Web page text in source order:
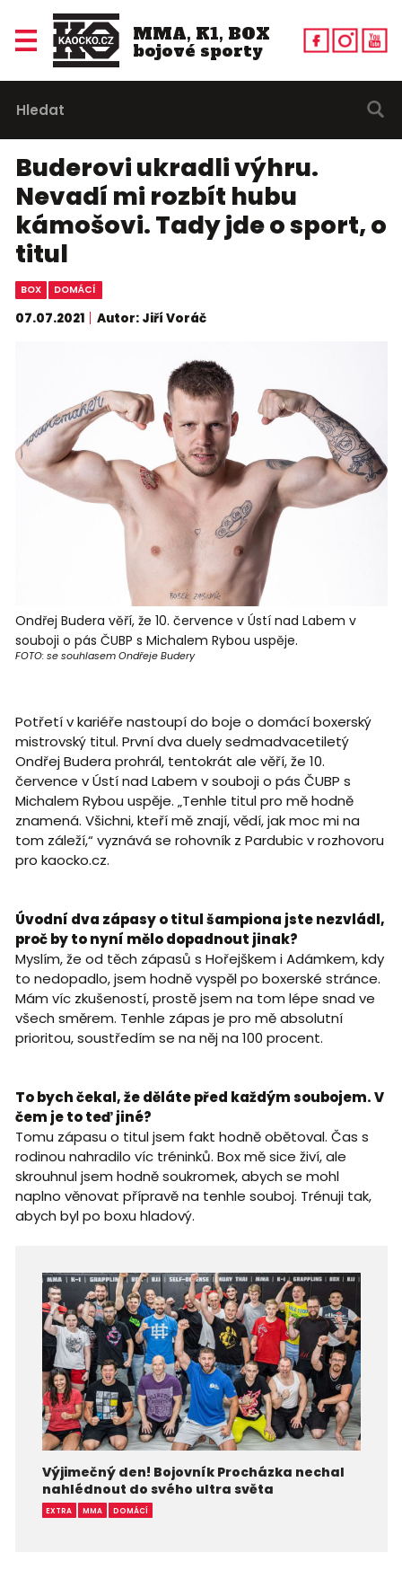
MMA, K1, BOX
bojové sporty
Buderovi ukradli výhru.
Nevadí mi rozbít hubu
kámošovi. Tady jde o sport, o
titul
BOX DOMÁCÍ
07.07.2021 Autor: Jiří Voráč
Ondřej Budera věří, že 10. července v Ústí nad Labem v
souboji o pás ČUBP s Michalem Rybou uspěje.
FOTO: se souhlasem Ondřeje Budery
Potřetí v kariéře nastoupí do boje o domácí boxerský
mistrovský titul. První dva duely sedmadvacetiletý
Ondřej Budera prohrál, tentokrát ale věří, že 10.
července v Ústí nad Labem v souboji o pás ČUBP s
Michalem Rybou uspěje. „Tenhle titul pro mě hodně
znamená. Všichni, kteří mě znají, vědí, jak moc mi na
tom záleží,“ vyznává se rohovník z Pardubic v rozhovoru
pro kaocko.cz.
Úvodní dva zápasy o titul šampiona jste nezvládl,
proč by to nyní mělo dopadnout jinak?
Myslím, že od těch zápasů s Hořejškem i Adámkem, kdy
to nedopadlo, jsem hodně vyspěl po boxerské stránce.
Mám víc zkušeností, prostě jsem na tom lépe snad ve
všech směrem. Tenhle zápas je pro mě absolutní
prioritou, soustředím se na něj na 100 procent.
To bych čekal, že děláte před každým soubojem. V
čem je to teď jiné?
Tomu zápasu o titul jsem fakt hodně obětoval. Čas s
rodinou nahradilo víc tréninků. Box mě sice živí, ale
skrouhnul jsem hodně soukromek, abych se mohl
naplno věnovat přípravě na tenhle souboj. Trénuji tak,
abych byl po boxu hladový.
Výjimečný den! Bojovník Procházka nechal
nahlédnout do svého ultra světa
EXTRA MMA DOMÁCÍ